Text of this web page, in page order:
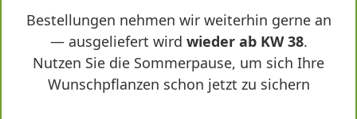
ist eine besondere Staude, die mit ihren cremeweißen
besticht durch ihren kompakten, horstbildenden Wuchs
für Beete und Rabatten.
'Cosmopolitan ®'"
Bestellungen nehmen wir weiterhin gerne an
— ausgeliefert wird wieder ab KW 38.
Nutzen Sie die Sommerpause, um sich Ihre
Wunschpflanzen schon jetzt zu sichern